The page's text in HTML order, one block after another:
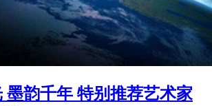
墨韵千年 特别推荐艺术家